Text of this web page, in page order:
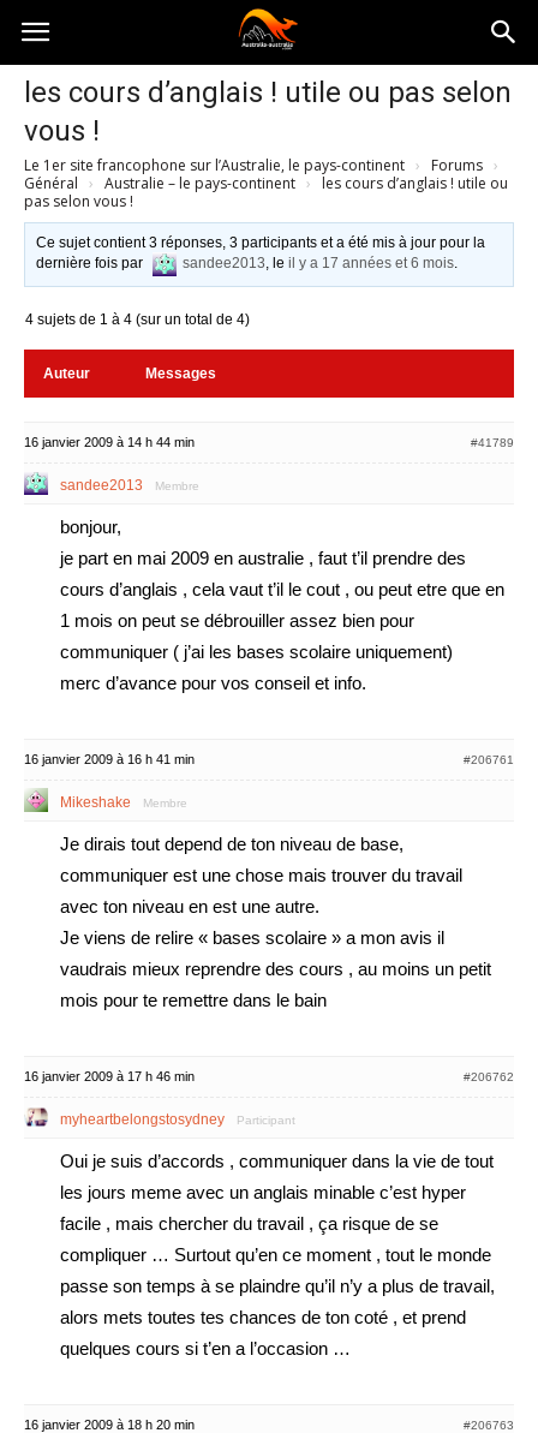
Australia-
australie.com
les cours d’anglais ! utile ou pas selon
vous !
Le 1er site francophone sur l’Australie, le pays-continent › Forums ›
Général › Australie – le pays-continent ›
les cours d’anglais ! utile ou
pas selon vous !
Ce sujet contient 3 réponses, 3 participants et a été mis à jour pour la
dernière fois par
sandee2013, leil y a 17 années et 6 mois.
4 sujets de 1 à 4 (sur un total de 4)
Auteur Messages
16 janvier 2009 à 14 h 44 min #41789
sandee2013 Membre
bonjour,
je part en mai 2009 en australie , faut t’il prendre des
cours d’anglais , cela vaut t’il le cout , ou peut etre que en
1 mois on peut se débrouiller assez bien pour
communiquer ( j’ai les bases scolaire uniquement)
merc d’avance pour vos conseil et info.
16 janvier 2009 à 16 h 41 min #206761
Mikeshake Membre
Je dirais tout depend de ton niveau de base,
communiquer est une chose mais trouver du travail
avec ton niveau en est une autre.
Je viens de relire « bases scolaire » a mon avis il
vaudrais mieux reprendre des cours , au moins un petit
mois pour te remettre dans le bain
16 janvier 2009 à 17 h 46 min #206762
myheartbelongstosydney Participant
Oui je suis d’accords , communiquer dans la vie de tout
les jours meme avec un anglais minable c’est hyper
facile , mais chercher du travail , ça risque de se
compliquer … Surtout qu’en ce moment , tout le monde
passe son temps à se plaindre qu’il n’y a plus de travail,
alors mets toutes tes chances de ton coté , et prend
quelques cours si t’en a l’occasion …
16 janvier 2009 à 18 h 20 min #206763